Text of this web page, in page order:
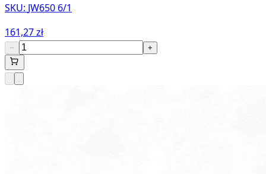
SKU: JW650 6/1
161,27 zł
− +